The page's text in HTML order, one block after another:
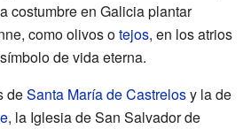
costumbre en Galicia plantar
como olivos otejos, en los atrios
de vida eterna.
deSanta María de Castrelosy la de
, la Iglesia de San Salvador de